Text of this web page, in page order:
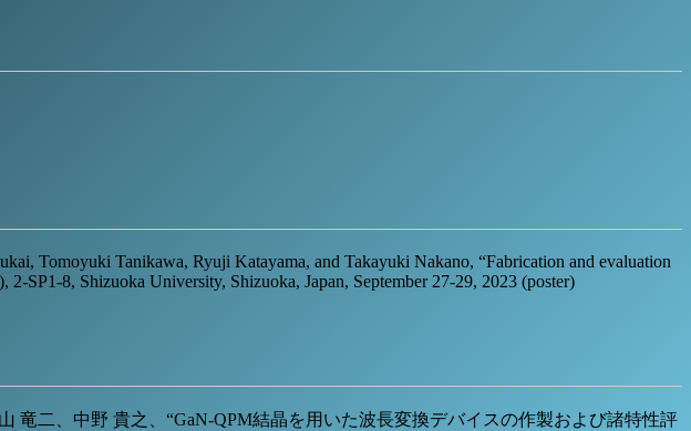
Tomoyuki Tanikawa, Ryuji Katayama, and Takayuki Nakano, “Fabrication and evaluation
SP1-8, Shizuoka University, Shizuoka, Japan, September 27-29, 2023 (poster)
二、中野 貴之、“GaN-QPM結晶を用いた波長変換デバイスの作製および諸特性評